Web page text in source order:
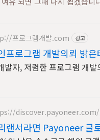
프로그램개발.com 광고
프로그램 개발의뢰 밝은
발자, 저렴한 프로그램 개
랜서라면 Payoneer 글